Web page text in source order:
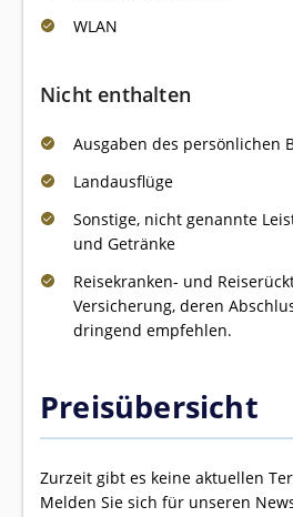
WLAN
Nicht enthalten
Ausgaben des persönlichen
Landausflüge
Sonstige, nicht genannte
und Getränke
Reisekranken- und
Versicherung, deren
dringend empfehlen.
Preisübersicht
Zurzeit gibt es keine aktuellen
Melden Sie sich für unseren